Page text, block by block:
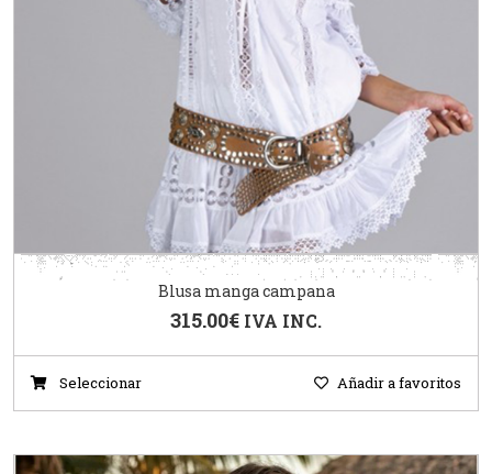
Blusa manga campana
315.00€ IVA INC.
Seleccionar Añadir a favoritos